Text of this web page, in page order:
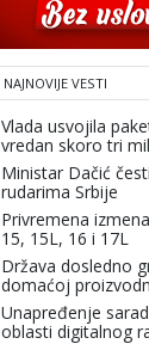
NAJNOVIJE VESTI
Vlada usvojila
vredan skoro tri
Ministar Dačić
rudarima Srbije
Privremena
15, 15L, 16 i 17L
Država dosledno
domaćoj
Unapređenje
oblasti digitalnog